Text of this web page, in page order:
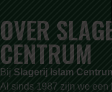
OVER
CENTRUM
Bij Slagerij Islam
Al sinds 1987 zijn we een